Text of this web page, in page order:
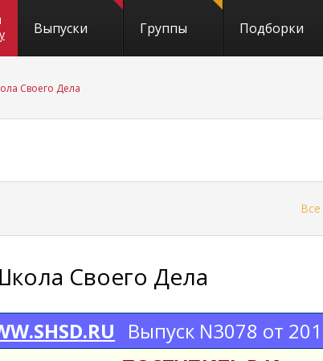
Выпуски Группы Подборки
Своего Дела
Все
Своего Дела
Выпуск N3078 от